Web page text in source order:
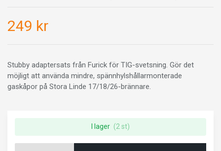
249 kr
Stubby adaptersats från Furick för TIG-svetsning. Gör det
möjligt att använda mindre, spännhylshållarmonterade
gaskåpor på Stora Linde 17/18/26-brännare.
I lager (2 st)